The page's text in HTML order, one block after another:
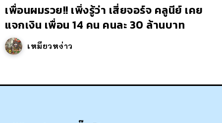
เพื่อนผมรวย!! เพิ่งรู้ว่า เสี่ยจอร์จ คลูนีย์ เคย
แจกเงิน เพื่อน 14 คน คนละ 30 ล้านบาท
เหมียวหง่าว